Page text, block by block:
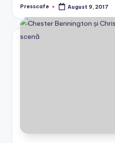
Posted
Presscafe August 9, 2017